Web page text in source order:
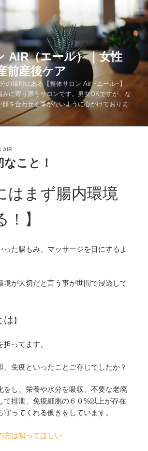
AIR（エール）｜女性
前産後ケア
の場所にある【整体サロン Air ~エール~】
みに寄り添うサロンです。男女OKですが、な
を合わせる事がないように心がけておりま
AIR
こと！
はまず腸内環境
】
った腸もみ、マッサージを目にするよ
境が大切だと言う事が世間で浸透して
は 】
ってます。
、免疫といったことご存じでしたか？
をし、栄養や水分を吸収、不要な老廃
て排泄、免疫細胞の６０%以上が存在
守ってくれる働きをしています。
方は知ってほしい